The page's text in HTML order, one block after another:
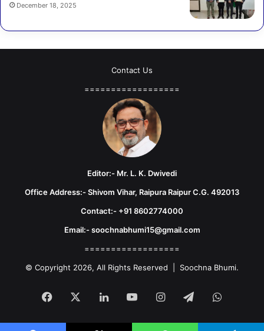
December 18, 2025
Contact Us
==================
Editor:- Mr. L. K. Dwivedi
Office Address:- Shivom Vihar, Raipura Raipur C.G. 492013
Contact:- +91 8602774000
Email:- soochnabhumi15@gmail.com
==================
© Copyright 2026, All Rights Reserved | Soochna Bhumi.
Facebook LinkedInYouTubeInstagram
Telegram